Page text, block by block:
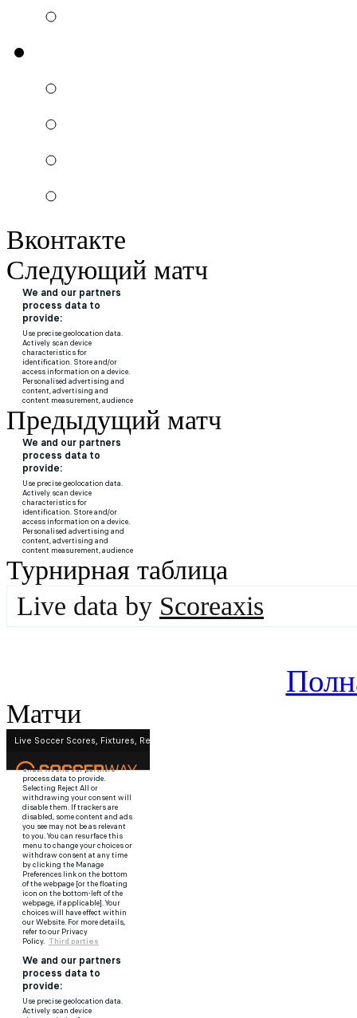
Вконтакте
Следующий матч
Предыдущий матч
Турнирная таблица
Live data by Scoreaxis
Матчи